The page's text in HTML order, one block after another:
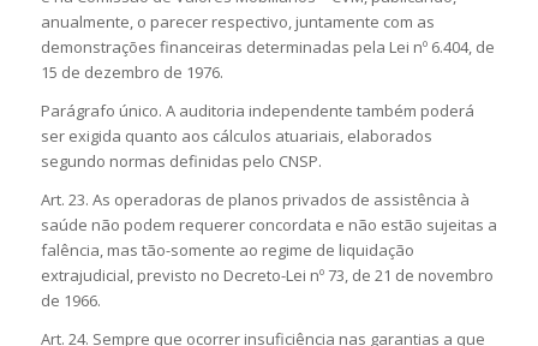
anualmente, o parecer respectivo, juntamente com as
demonstrações financeiras determinadas pela Lei nº 6.404, de
15 de dezembro de 1976.
Parágrafo único. A auditoria independente também poderá
ser exigida quanto aos cálculos atuariais, elaborados
segundo normas definidas pelo CNSP.
Art. 23. As operadoras de planos privados de assistência à
saúde não podem requerer concordata e não estão sujeitas a
falência, mas tão-somente ao regime de liquidação
extrajudicial, previsto no Decreto-Lei nº 73, de 21 de novembro
de 1966.
Art. 24. Sempre que ocorrer insuficiência nas garantias a que